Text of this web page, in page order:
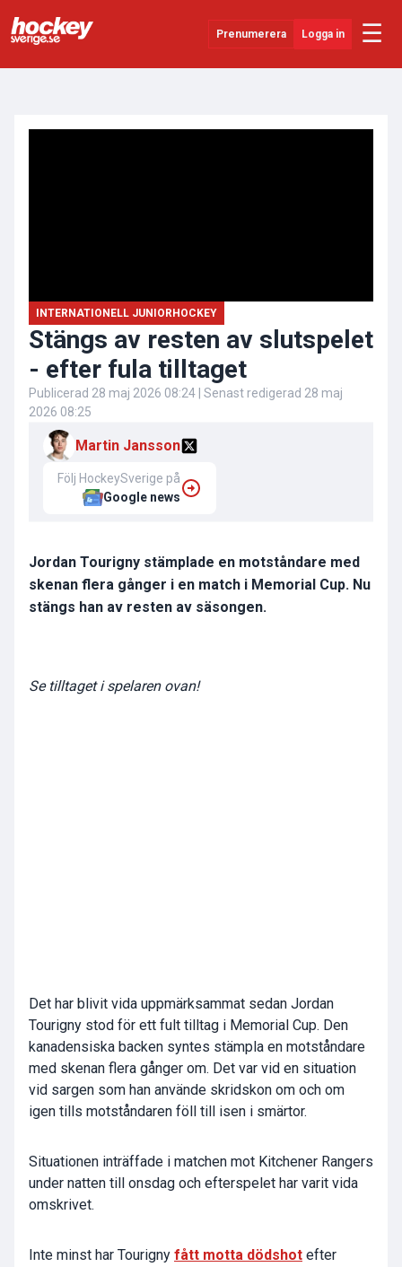
Prenumerera Logga in ☰
INTERNATIONELL JUNIORHOCKEY
Stängs av resten av slutspelet
- efter fula tilltaget
Publicerad 28 maj 2026 08:24 | Senast redigerad 28 maj
2026 08:25
Martin Jansson
Följ HockeySverige på
Google news
Jordan Tourigny stämplade en motståndare med
skenan flera gånger i en match i Memorial Cup. Nu
stängs han av resten av säsongen.
Se tilltaget i spelaren ovan!
Det har blivit vida uppmärksammat sedan Jordan
Tourigny stod för ett fult tilltag i Memorial Cup. Den
kanadensiska backen syntes stämpla en motståndare
med skenan flera gånger om. Det var vid en situation
vid sargen som han använde skridskon om och om
igen tills motståndaren föll till isen i smärtor.
Situationen inträffade i matchen mot Kitchener Rangers
under natten till onsdag och efterspelet har varit vida
omskrivet.
Inte minst har Tourigny fått motta dödshot efter